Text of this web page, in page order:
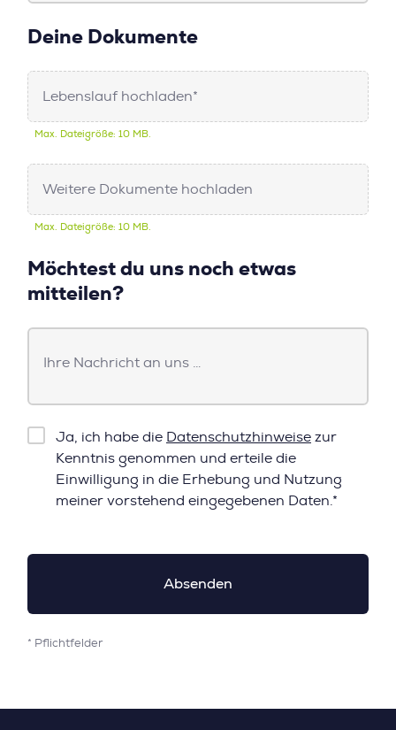
Deine Dokumente
Lebenslauf hochladen*
Max. Dateigröße: 10 MB.
Weitere Dokumente hochladen
Max. Dateigröße: 10 MB.
Möchtest du uns noch etwas
mitteilen?
Freitext
Nachricht
Checkbox
Datenschutz*
Ja, ich habe die Datenschutzhinweise zur
Kenntnis genommen und erteile die
Einwilligung in die Erhebung und Nutzung
meiner vorstehend eingegebenen Daten.*
* Pflichtfelder